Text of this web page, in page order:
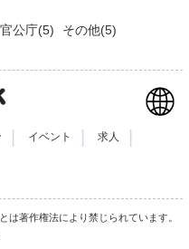
官公庁(5) その他(5)
イベント 求人
は著作権法により禁じられています。